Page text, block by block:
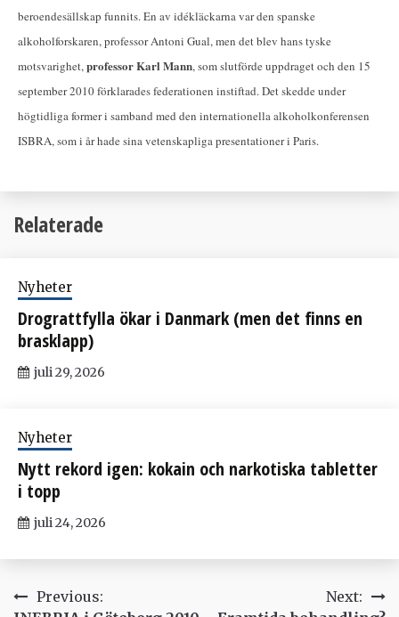
beroendesällskap funnits. En av idékläckarna var den spanske
alkoholforskaren, professor Antoni Gual, men det blev hans tyske
motsvarighet, professor Karl Mann, som slutförde uppdraget och den 15
september 2010 förklarades federationen instiftad. Det skedde under
högtidliga former i samband med den internationella alkoholkonferensen
ISBRA, som i år hade sina vetenskapliga presentationer i Paris.
Relaterade
Nyheter
Drograttfylla ökar i Danmark (men det finns en
brasklapp)
juli 29, 2026
Nyheter
Nytt rekord igen: kokain och narkotiska tabletter
i topp
juli 24, 2026
Inläggsnavigering
Previous:
Next: